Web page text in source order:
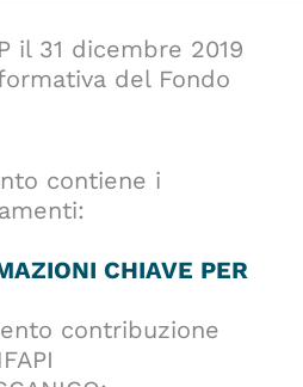
il 31 dicembre 2019
del Fondo
contiene i
CHIAVE PER
contribuzione